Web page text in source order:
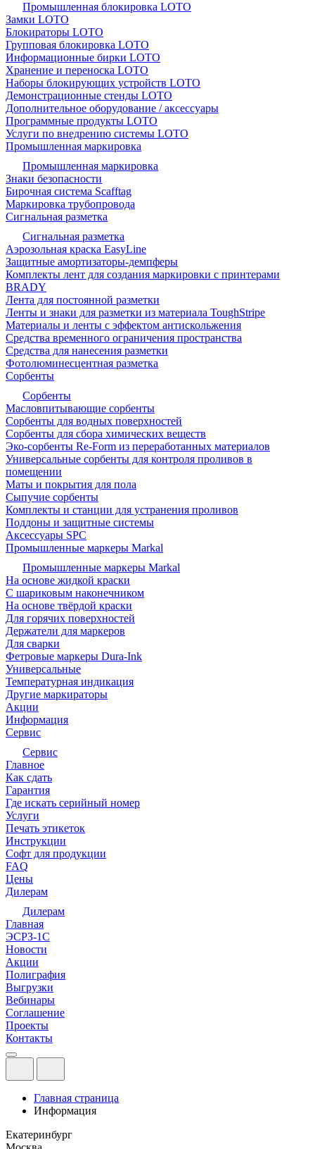
Промышленная блокировка LOTO
Замки LOTO
Блокираторы LOTO
Групповая блокировка LOTO
Информационные бирки LOTO
Хранение и переноска LOTO
Наборы блокирующих устройств LOTO
Демонстрационные стенды LOTO
Дополнительное оборудование / аксессуары
Программные продукты LOTO
Услуги по внедрению системы LOTO
Промышленная маркировка
Промышленная маркировка
Знаки безопасности
Бирочная система Scafftag
Маркировка трубопровода
Сигнальная разметка
Сигнальная разметка
Аэрозольная краска EasyLine
Защитные амортизаторы-демпферы
Комплекты лент для создания маркировки с принтерами
BRADY
Лента для постоянной разметки
Ленты и знаки для разметки из материала ToughStripe
Материалы и ленты с эффектом антискольжения
Средства временного ограничения пространства
Средства для нанесения разметки
Фотолюминесцентная разметка
Сорбенты
Сорбенты
Масловпитывающие сорбенты
Сорбенты для водных поверхностей
Сорбенты для сбора химических веществ
Эко-сорбенты Re-Form из переработанных материалов
Универсальные сорбенты для контроля проливов в
помещении
Маты и покрытия для пола
Сыпучие сорбенты
Комплекты и станции для устранения проливов
Поддоны и защитные системы
Аксессуары SPC
Промышленные маркеры Markal
Промышленные маркеры Markal
На основе жидкой краски
С шариковым наконечником
На основе твёрдой краски
Для горячих поверхностей
Держатели для маркеров
Для сварки
Фетровые маркеры Dura-Ink
Универсальные
Температурная индикация
Другие маркираторы
Акции
Информация
Сервис
Сервис
Главное
Как сдать
Гарантия
Где искать серийный номер
Услуги
Печать этикеток
Инструкции
Софт для продукции
FAQ
Цены
Дилерам
Дилерам
Главная
ЭСРЗ-1С
Новости
Акции
Полиграфия
Выгрузки
Вебинары
Соглашение
Проекты
Контакты
Главная страница
Информация
Екатеринбург